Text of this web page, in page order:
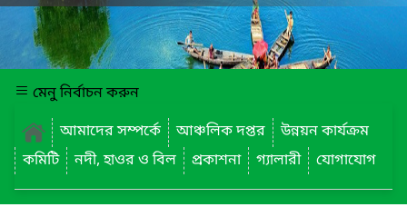
মেনু নির্বাচন করুন
আমাদের সম্পর্কে
আঞ্চলিক দপ্তর
উন্নয়ন কার্যক্রম
কমিটি
নদী, হাওর ও বিল প্রকাশনা গ্যালারী যোগাযোগ